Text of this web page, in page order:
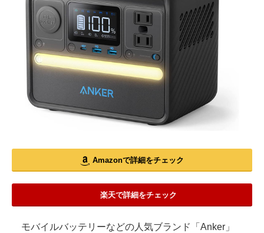
Amazonで詳細をチェック
楽天で詳細をチェック
モバイルバッテリーなどの人気ブランド「Anker」